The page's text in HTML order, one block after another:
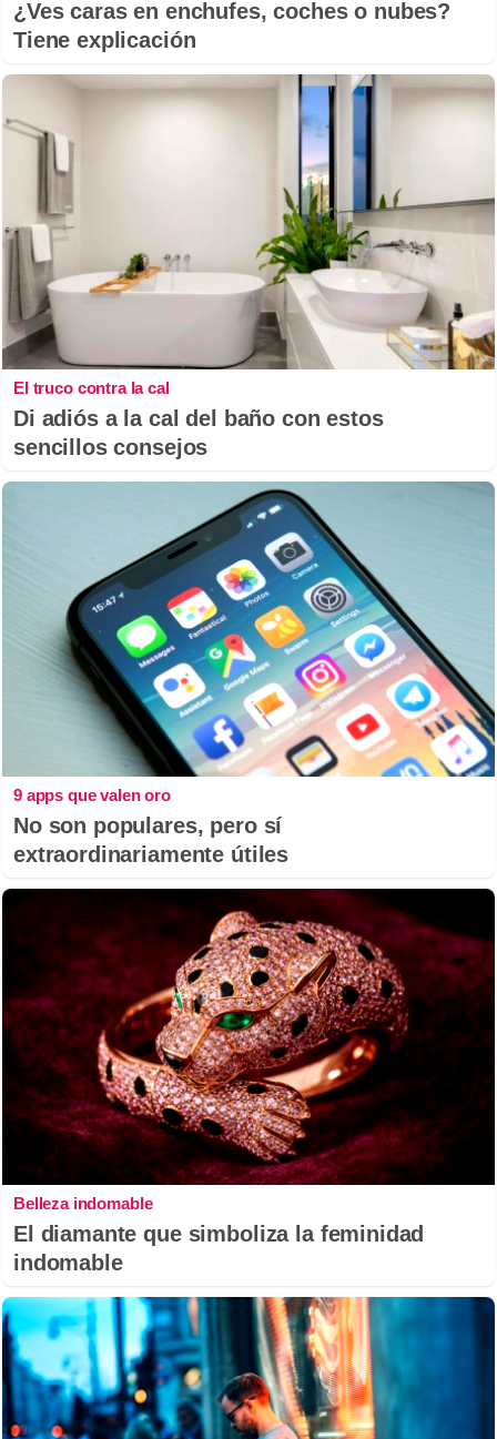
¿Ves caras en enchufes, coches o nubes?
Tiene explicación
El truco contra la cal
Di adiós a la cal del baño con estos
sencillos consejos
9 apps que valen oro
No son populares, pero sí
extraordinariamente útiles
Belleza indomable
El diamante que simboliza la feminidad
indomable